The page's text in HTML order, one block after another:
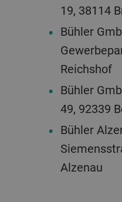
19, 38114
Bühler
Reichshof
Bühler
49, 92339
Bühler
Alzenau